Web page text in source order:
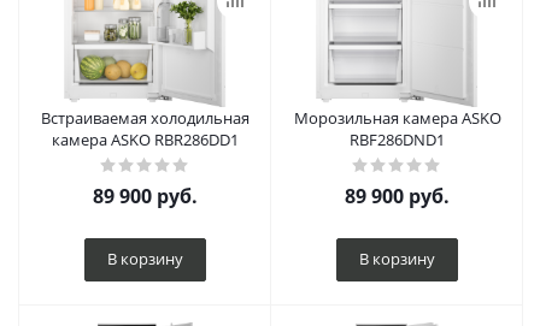
Встраиваемая холодильная
камера ASKO RBR286DD1
89 900 руб.
В корзину
Морозильная камера ASKO
RBF286DND1
89 900 руб.
В корзину